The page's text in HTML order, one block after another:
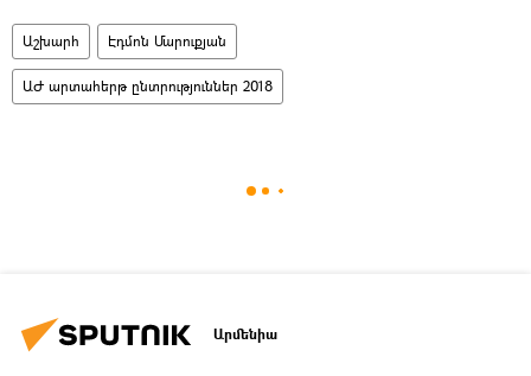
Աշխարհ Էդմոն Մարուքյան
ԱԺ արտահերթ ընտրություններ 2018
Արմենիա